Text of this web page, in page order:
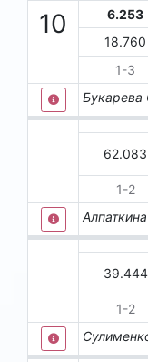
10 6.253
18.760
1-3
Букарева
62.083
1-2
39.444
1-2